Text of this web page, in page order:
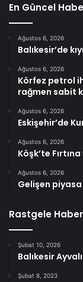
En Güncel
Ağustos 6, 2026
Balıkesir’de
Ağustos 6, 2026
Körfez petrol
rağmen sabit
Ağustos 6, 2026
Eskişehir’de
Ağustos 6, 2026
Köşk’te
Ağustos 6, 2026
Gelişen
Rastgele
Şubat 10, 2026
Balıkesir
Şubat 8, 2023